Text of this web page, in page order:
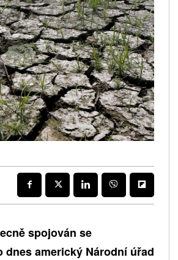
spojován se
americký Národní úřad